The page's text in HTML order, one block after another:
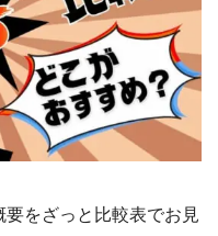
をざっと比較表でお見